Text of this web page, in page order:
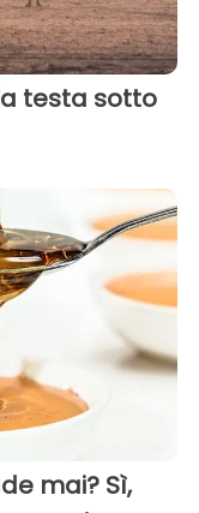
testa sotto
mai? Sì,